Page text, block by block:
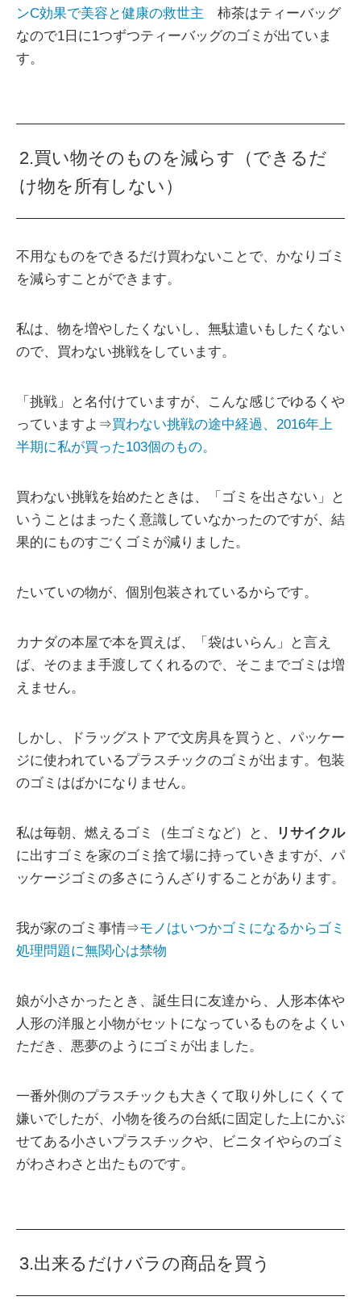
ンC効果で美容と健康の救世主 柿茶はティーバッグ
なので1日に1つずつティーバッグのゴミが出ていま
す。
2.買い物そのものを減らす（できるだ
け物を所有しない）
不用なものをできるだけ買わないことで、かなりゴミ
を減らすことができます。
私は、物を増やしたくないし、無駄遣いもしたくない
ので、買わない挑戦をしています。
「挑戦」と名付けていますが、こんな感じでゆるくや
っていますよ⇒買わない挑戦の途中経過、2016年上
半期に私が買った103個のもの。
買わない挑戦を始めたときは、「ゴミを出さない」と
いうことはまったく意識していなかったのですが、結
果的にものすごくゴミが減りました。
たいていの物が、個別包装されているからです。
カナダの本屋で本を買えば、「袋はいらん」と言え
ば、そのまま手渡してくれるので、そこまでゴミは増
えません。
しかし、ドラッグストアで文房具を買うと、パッケー
ジに使われているプラスチックのゴミが出ます。包装
のゴミはばかになりません。
私は毎朝、燃えるゴミ（生ゴミなど）と、
リサイクル
に出すゴミを家のゴミ捨て場に持っていきますが、パ
ッケージゴミの多さにうんざりすることがあります。
我が家のゴミ事情⇒モノはいつかゴミになるからゴミ
処理問題に無関心は禁物
娘が小さかったとき、誕生日に友達から、人形本体や
人形の洋服と小物がセットになっているものをよくい
ただき、悪夢のようにゴミが出ました。
一番外側のプラスチックも大きくて取り外しにくくて
嫌いでしたが、小物を後ろの台紙に固定した上にかぶ
せてある小さいプラスチックや、ビニタイやらのゴミ
がわさわさと出たものです。
3.出来るだけバラの商品を買う